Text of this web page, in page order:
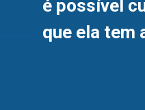
é possível
que ela tem